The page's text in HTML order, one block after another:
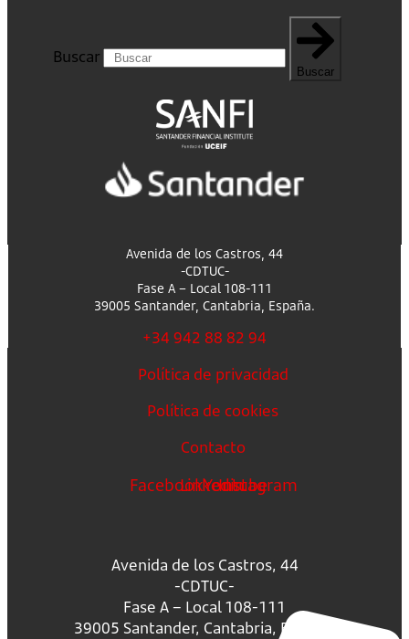
Buscar
Buscar
Avenida de los Castros, 44
-CDTUC-
Fase A – Local 108-111
39005 Santander, Cantabria, España.
+34 942 88 82 94
Política de privacidad
Política de cookies
Contacto
FacebookLinkedin
Youtube
Instagram
Avenida de los Castros, 44
-CDTUC-
Fase A – Local 108-111
39005 Santander, Cantabria, España.